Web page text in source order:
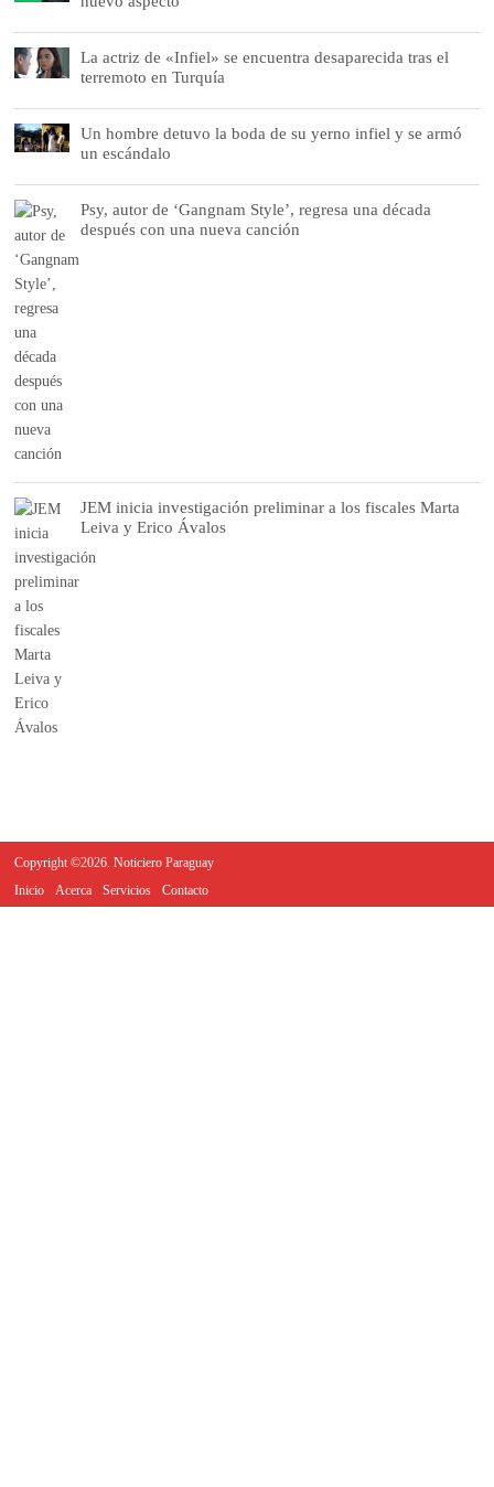
La actriz de «Infiel» se encuentra desaparecida tras el
terremoto en Turquía
Un hombre detuvo la boda de su yerno infiel y se armó
un escándalo
Psy, autor de ‘Gangnam Style’, regresa una década
después con una nueva canción
JEM inicia investigación preliminar a los fiscales Marta
Leiva y Erico Ávalos
Copyright ©2026. Noticiero Paraguay
Inicio
Acerca Servicios Contacto